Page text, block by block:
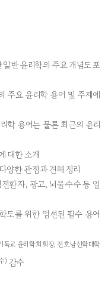
반 윤리학의 주요 개념도 포
주요 윤리학 용어 및 주제에
학 용어는 물론 최근의 윤리
대한 소개
양한 관점과 견해 정리
환자, 광고, 뇌물수수 등 일
도를 위한 엄선된 필수 용어
독교 윤리학회 회장, 전 호남신학대학
) 감수